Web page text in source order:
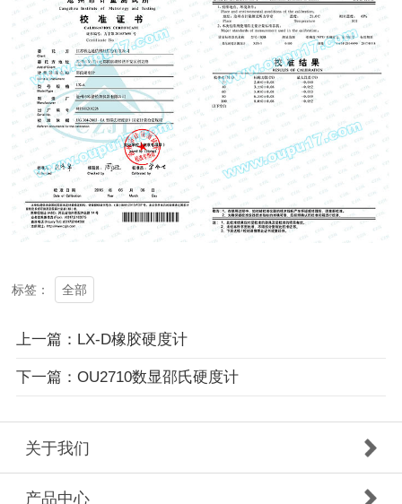
标签： 全部
上一篇：LX-D橡胶硬度计
下一篇：OU2710数显邵氏硬度计
关于我们
产品中心